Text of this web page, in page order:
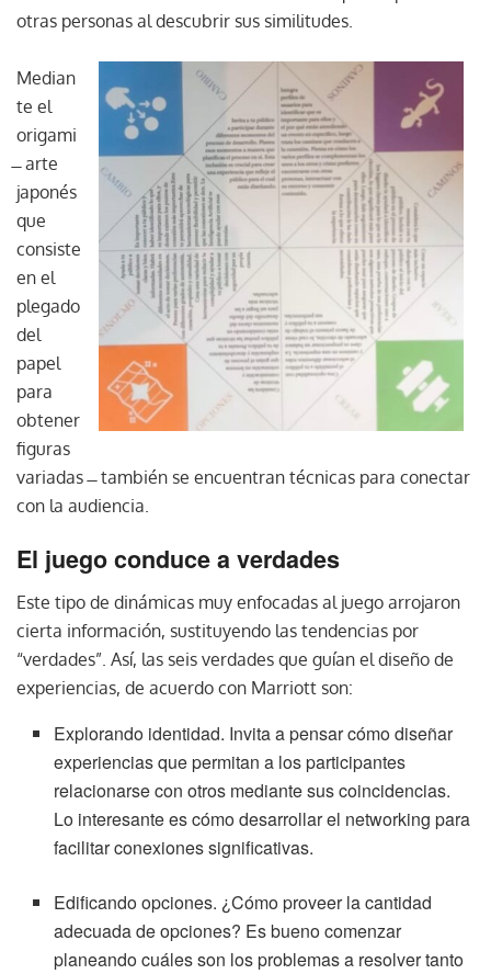
otras personas al descubrir sus similitudes.
Median
te el
origami
̶ arte
japonés
que
consiste
en el
plegado
del
papel
para
obtener
figuras
variadas ̶ también se encuentran técnicas para conectar
con la audiencia.
El juego conduce a verdades
Este tipo de dinámicas muy enfocadas al juego arrojaron
cierta información, sustituyendo las tendencias por
“verdades”. Así, las seis verdades que guían el diseño de
experiencias, de acuerdo con Marriott son:
Explorando identidad. Invita a pensar cómo diseñar
experiencias que permitan a los participantes
relacionarse con otros mediante sus coincidencias.
Lo interesante es cómo desarrollar el networking para
facilitar conexiones significativas.
Edificando opciones. ¿Cómo proveer la cantidad
adecuada de opciones? Es bueno comenzar
planeando cuáles son los problemas a resolver tanto